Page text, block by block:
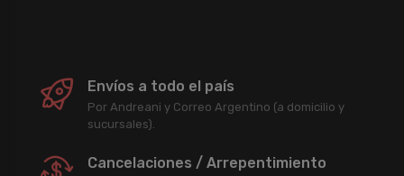
Envíos a todo el país
Por Andreani y Correo Argentino (a domicilio y
sucursales).
Cancelaciones / Arrepentimiento